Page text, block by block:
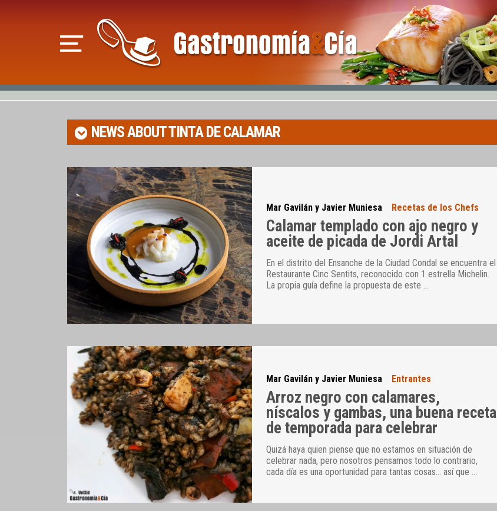
NEWS ABOUTTINTA DE CALAMAR
Mar Gavilán y Javier Muniesa Recetas de los Chefs
Calamar templado con ajo negro y
aceite de picada de Jordi Artal
En el distrito del Ensanche de la Ciudad Condal se encuentra el
Restaurante Cinc Sentits, reconocido con 1 estrella Michelin.
La propia guía define la propuesta de este …
Mar Gavilán y Javier Muniesa Entrantes
Arroz negro con calamares,
níscalos y gambas, una buena receta
de temporada para celebrar
Quizá haya quien piense que no estamos en situación de
celebrar nada, pero nosotros pensamos todo lo contrario,
cada día es una oportunidad para tantas cosas… así que …